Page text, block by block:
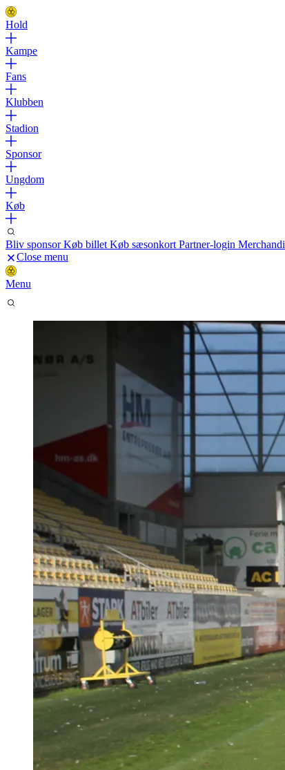
Hold
Kampe
Fans
Klubben
Stadion
Sponsor
Ungdom
Køb
Bliv sponsorKøb billet Køb sæsonkort Partner-login
Close menu
Menu